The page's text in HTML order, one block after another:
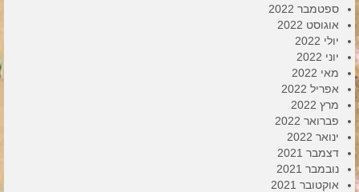
ספטמבר 2022
אוגוסט 2022
יולי 2022
יוני 2022
מאי 2022
אפריל 2022
מרץ 2022
פברואר 2022
ינואר 2022
דצמבר 2021
נובמבר 2021
אוקטובר 2021